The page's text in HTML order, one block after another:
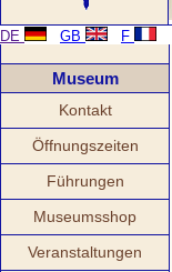
DE GB F
Museum
Kontakt
Öffnungszeiten
Führungen
Museumsshop
Veranstaltungen